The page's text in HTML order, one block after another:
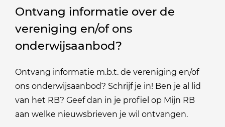
Ontvang informatie over de
vereniging en/of ons
onderwijsaanbod?
Ontvang informatie m.b.t. de vereniging en/of
ons onderwijsaanbod? Schrijf je in! Ben je al lid
van het RB? Geef dan in je profiel op Mijn RB
aan welke nieuwsbrieven je wil ontvangen.